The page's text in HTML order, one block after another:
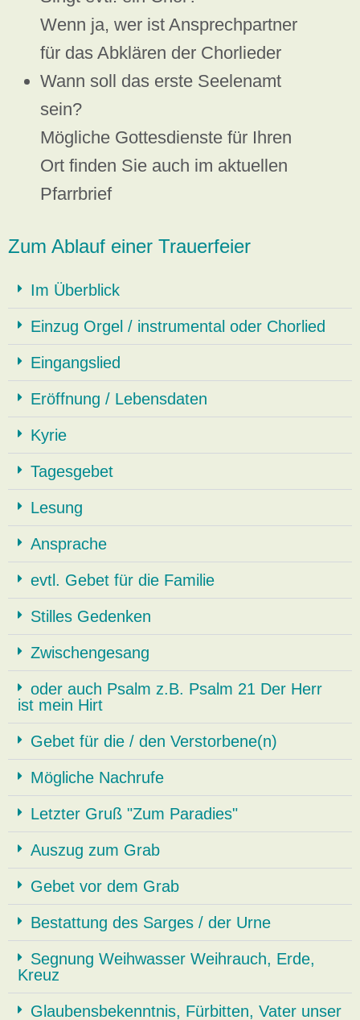
Wenn ja, wer ist Ansprechpartner
für das Abklären der Chorlieder
Wann soll das erste Seelenamt
sein?
Mögliche Gottesdienste für Ihren
Ort finden Sie auch im aktuellen
Pfarrbrief
Zum Ablauf einer Trauerfeier
Im Überblick
Einzug Orgel / instrumental oder Chorlied
Eingangslied
Eröffnung / Lebensdaten
Kyrie
Tagesgebet
Lesung
Ansprache
evtl. Gebet für die Familie
Stilles Gedenken
Zwischengesang
oder auch Psalm z.B. Psalm 21 Der Herr
ist mein Hirt
Gebet für die / den Verstorbene(n)
Mögliche Nachrufe
Letzter Gruß "Zum Paradies"
Auszug zum Grab
Gebet vor dem Grab
Bestattung des Sarges / der Urne
Segnung Weihwasser Weihrauch, Erde,
Kreuz
Glaubensbekenntnis, Fürbitten, Vater unser